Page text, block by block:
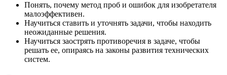
Понять, почему метод проб и ошибок для изобретателя
малоэффективен.
Научиться ставить и уточнять задачи, чтобы находить
неожиданные решения.
Научиться заострять противоречия в задаче, чтобы
решать ее, опираясь на законы развития технических
систем.